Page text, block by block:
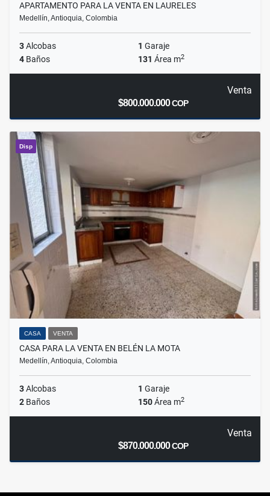
APARTAMENTO PARA LA VENTA EN LAURELES
Medellín, Antioquia, Colombia
3Alcobas 1 Garaje
4 Baños 131 Área m2
Venta
$800.000.000COP
Disp
CASA VENTA
CASA PARA LA VENTA EN BELÉN LA MOTA
Medellín, Antioquia, Colombia
3Alcobas 1 Garaje
2 Baños 150Área m2
Venta
$870.000.000COP